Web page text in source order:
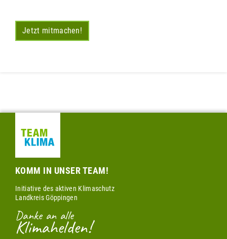
Jetzt mitmachen!
KOMM IN UNSER TEAM!
Initiative des aktiven Klimaschutz
Landkreis Göppingen
Danke an alle
Klimahelden!